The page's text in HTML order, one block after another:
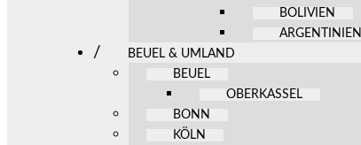
BOLIVIEN
ARGENTINIEN
BEUEL & UMLAND
BEUEL
OBERKASSEL
BONN
KÖLN